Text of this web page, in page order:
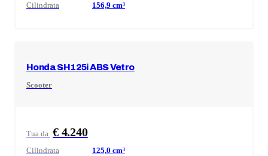
Cilindrata 156,9 cm³
HondaSH125i ABS Vetro
Scooter
Tua da € 4.240
Cilindrata 125,0 cm³